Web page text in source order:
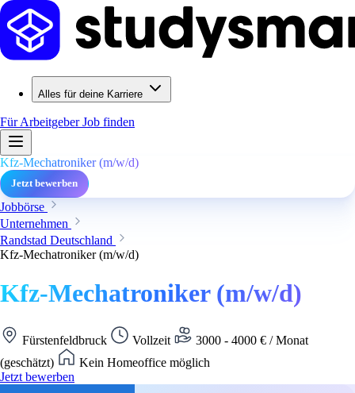
Alles für deine Karriere
Für ArbeitgeberJob finden
Kfz-Mechatroniker (m/w/d)
Jetzt bewerben
Jobbörse
Unternehmen
Randstad Deutschland
Kfz-Mechatroniker (m/w/d)
Kfz-Mechatroniker (m/w/d)
Fürstenfeldbruck Vollzeit
3000 - 4000 € / Monat
(geschätzt)
Kein Homeoffice möglich
Jetzt bewerben